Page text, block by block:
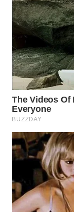
WN
SURABAYA
WN
NATUNA
WN
BINTAN
WN
MANDALIKA
WN
LIKUPANG
WN
LABUANBAJO